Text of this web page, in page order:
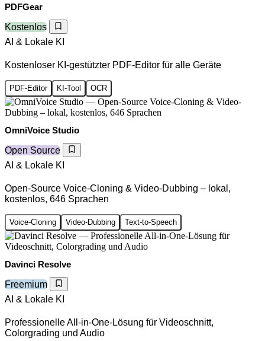
PDFGear
Kostenlos
AI & Lokale KI
Kostenloser KI-gestützter PDF-Editor für alle Geräte
PDF-Editor KI-Tool OCR
OmniVoice Studio
Open Source
AI & Lokale KI
Open-Source Voice-Cloning & Video-Dubbing – lokal,
kostenlos, 646 Sprachen
Voice-Cloning Video-Dubbing Text-to-Speech
Davinci Resolve
Freemium
AI & Lokale KI
Professionelle All-in-One-Lösung für Videoschnitt,
Colorgrading und Audio